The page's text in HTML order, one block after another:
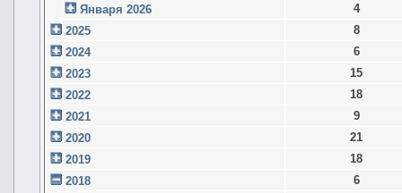
Января 2026
4
2025
8
2024
6
2023
15
2022
18
2021
9
2020
21
2019
18
2018
6